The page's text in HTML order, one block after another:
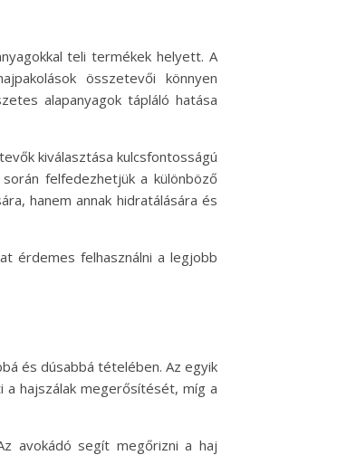
teli termékek helyett. A
összetevői könnyen
alapanyagok tápláló hatása
kiválasztása kulcsfontosságú
felfedezhetjük a különböző
hanem annak hidratálására és
érdemes felhasználni a legjobb
és dúsabbá tételében. Az egyik
hajszálak megerősítését, míg a
avokádó segít megőrizni a haj